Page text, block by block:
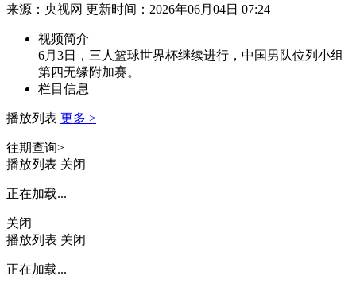
来源：央视网 更新时间：2026年06月04日 07:24
视频简介
6月3日，三人篮球世界杯继续进行，中国男队位列小组
第四无缘附加赛。
栏目信息
播放列表 更多 >
往期查询>
播放列表 关闭
正在加载...
关闭
播放列表 关闭
正在加载...